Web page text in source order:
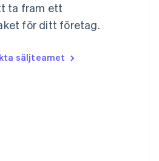
ta fram ett
för ditt företag.
säljteamet